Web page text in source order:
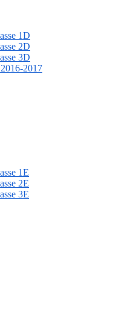
1D
2D
3D
2017
1E
2E
3E